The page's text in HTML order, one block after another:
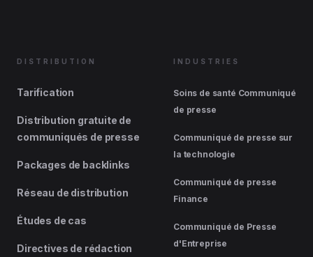
DISTRIBUTION
Tarification
Distribution gratuite de
communiqués de presse
Packages de backlinks
Réseau de distribution
Études de cas
Directives de rédaction
INDUSTRIES
Soins de santé Communiqué
de presse
Communiqué de presse sur
la technologie
Communiqué de presse
Finance
Communiqué de Presse
d'Entreprise